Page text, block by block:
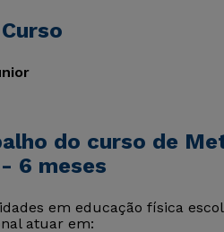
do curso de
6 meses
em educação física
atuar em: